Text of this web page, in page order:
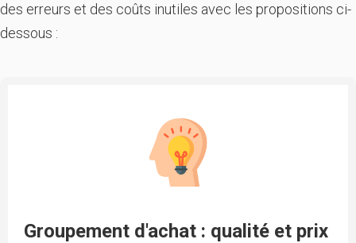
des erreurs et des coûts inutiles avec les propositions ci-
dessous :
Groupement d'achat : qualité et prix